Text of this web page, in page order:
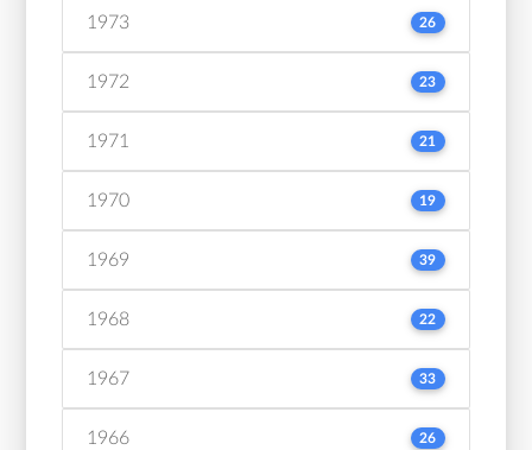
1973 26
1972 23
1971 21
1970 19
1969 39
1968 22
1967 33
1966 26